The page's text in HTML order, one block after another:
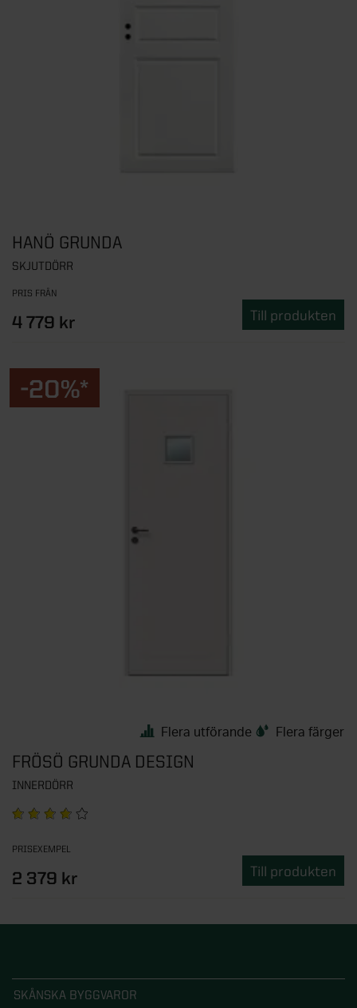
HANÖ GRUNDA
SKJUTDÖRR
PRIS FRÅN
4 779 kr Till produkten
-20%*
Flera utförande Flera färger
FRÖSÖ GRUNDA DESIGN
INNERDÖRR
PRISEXEMPEL
2 379 kr Till produkten
SKÅNSKA BYGGVAROR